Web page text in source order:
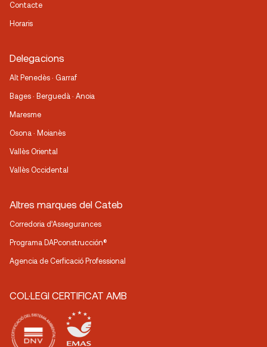
Contacte
Horaris
Delegacions
Alt Penedès · Garraf
Bages · Berguedà · Anoia
Maresme
Osona · Moianès
Vallès Oriental
Vallès Occidental
Altres marques del Cateb
Corredoria d’Assegurances
Programa DAPconstrucción®
Agencia de Cerficació Professional
COL·LEGI CERTIFICAT AMB